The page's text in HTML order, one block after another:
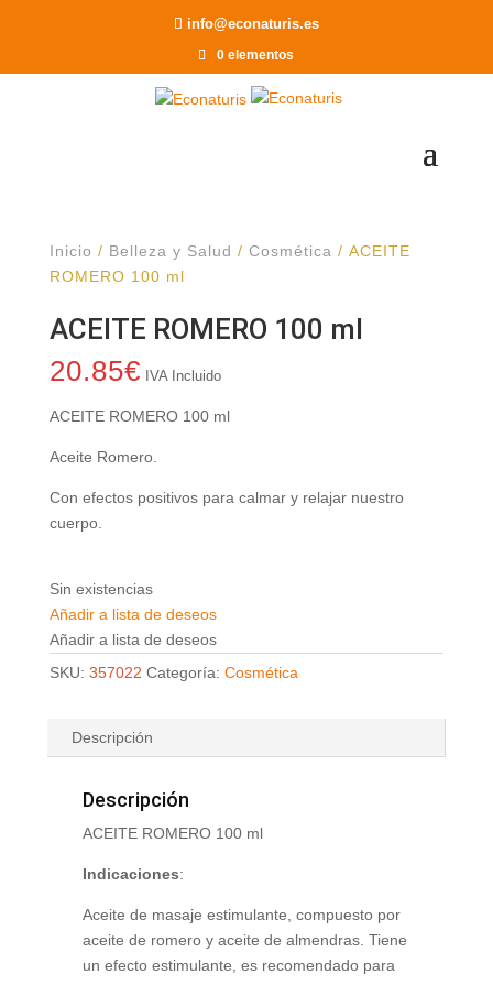
info@econaturis.es
0 elementos
Inicio / Belleza y Salud / Cosmética / ACEITE
ROMERO 100 ml
ACEITE ROMERO 100 ml
20.85€ IVA Incluido
ACEITE ROMERO 100 ml
Aceite Romero.
Con efectos positivos para calmar y relajar nuestro
cuerpo.
Sin existencias
Añadir a lista de deseos
Añadir a lista de deseos
SKU: 357022 Categoría: Cosmética
Descripción
Descripción
ACEITE ROMERO 100 ml
Indicaciones:
Aceite de masaje estimulante, compuesto por
aceite de romero y aceite de almendras. Tiene
un efecto estimulante, es recomendado para